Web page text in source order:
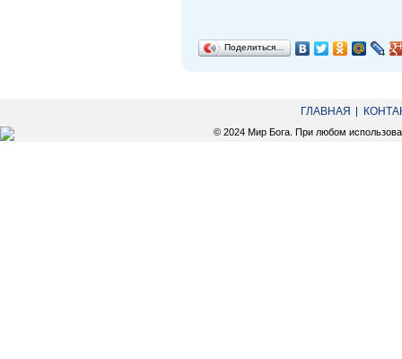
Поделиться…
ГЛАВНАЯ
© 2024 Мир Бога. При любом